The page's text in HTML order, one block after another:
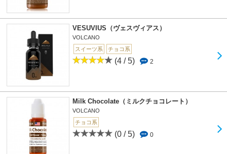
VESUVIUS（ヴェスヴィアス）
VOLCANO
スイーツ系
チョコ系
(4 / 5) 2
Milk Chocolate（ミルクチョコレート）
VOLCANO
チョコ系
(0 / 5) 0